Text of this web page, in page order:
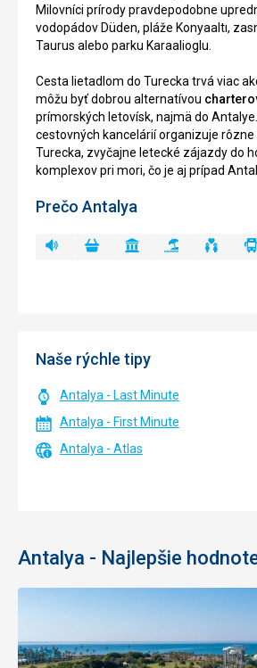
Milovníci prírody pravdepodobne
vodopádov Düden, pláže Konyaaltı,
Taurus alebo parku Karaalioglu.
Cesta lietadlom do Turecka trvá viac
môžu byť dobrou alternatívou
prímorských letovísk, najmä do
cestovných kancelárií organizuje
Turecka, zvyčajne letecké zájazdy do
komplexov pri mori, čo je aj prípad
Prečo Antalya
Naše rýchle tipy
Antalya - Last Minute
Antalya - First Minute
Antalya - Atlas
Antalya - Najlepšie